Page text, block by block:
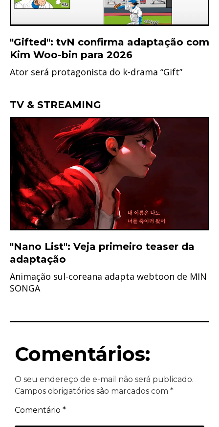
"Gifted": tvN confirma adaptação com
Kim Woo-bin para 2026
Ator será protagonista do k-drama “Gift”
TV & STREAMING
"Nano List": Veja primeiro teaser da
adaptação
Animação sul-coreana adapta webtoon de MIN
SONGA
Comentários:
O seu endereço de e-mail não será publicado.
Campos obrigatórios são marcados com *
Comentário *